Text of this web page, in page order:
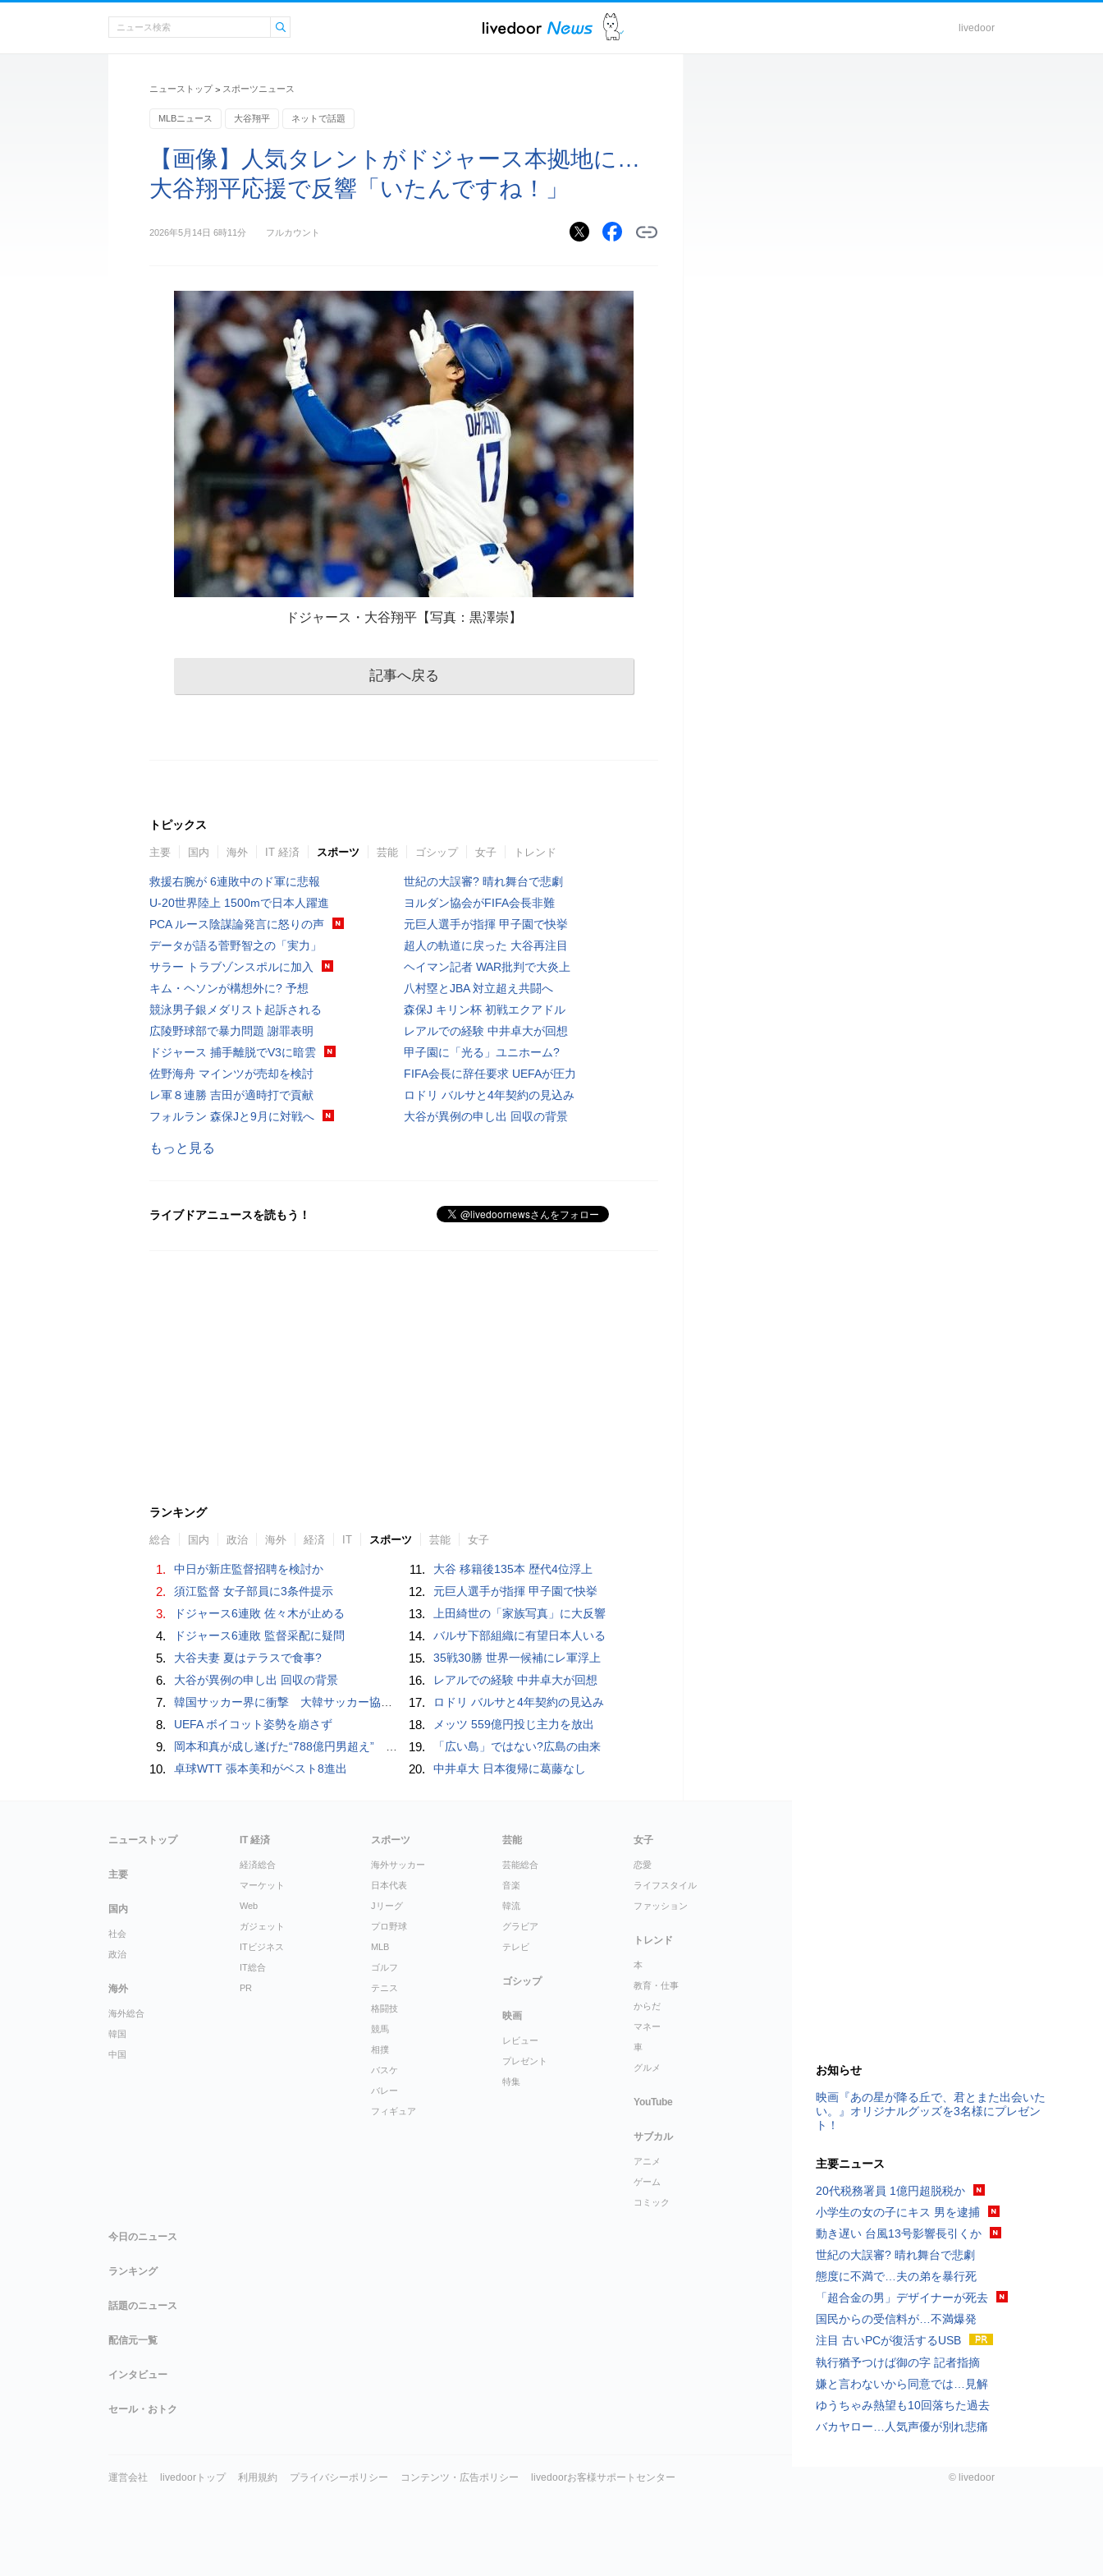
livedoor
ニューストップ > スポーツニュース
MLBニュース 大谷翔平 ネットで話題
【画像】人気タレントがドジャース本拠地に…
大谷翔平応援で反響「いたんですね！」
2026年5月14日 6時11分 フルカウント
ドジャース・大谷翔平【写真：黒澤崇】
記事へ戻る
トピックス
主要 国内 海外 IT 経済 スポーツ 芸能 ゴシップ 女子 トレンド
救援右腕が 6連敗中のド軍に悲報
U-20世界陸上 1500mで日本人躍進
PCA ルース陰謀論発言に怒りの声
データが語る菅野智之の「実力」
サラー トラブゾンスポルに加入
キム・ヘソンが構想外に? 予想
競泳男子銀メダリスト起訴される
広陵野球部で暴力問題 謝罪表明
ドジャース 捕手離脱でV3に暗雲
佐野海舟 マインツが売却を検討
レ軍８連勝 吉田が適時打で貢献
フォルラン 森保Jと9月に対戦へ
世紀の大誤審? 晴れ舞台で悲劇
ヨルダン協会がFIFA会長非難
元巨人選手が指揮 甲子園で快挙
超人の軌道に戻った 大谷再注目
ヘイマン記者 WAR批判で大炎上
八村塁とJBA 対立超え共闘へ
森保J キリン杯 初戦エクアドル
レアルでの経験 中井卓大が回想
甲子園に「光る」ユニホーム?
FIFA会長に辞任要求 UEFAが圧力
ロドリ バルサと4年契約の見込み
大谷が異例の申し出 回収の背景
もっと見る
ライブドアニュースを読もう！
ランキング
総合 国内 政治 海外 経済 IT スポーツ 芸能 女子
1. 中日が新庄監督招聘を検討か
2. 須江監督 女子部員に3条件提示
3. ドジャース6連敗 佐々木が止める
4. ドジャース6連敗 監督采配に疑問
5. 大谷夫妻 夏はテラスで食事?
6. 大谷が異例の申し出 回収の背景
7. 韓国サッカー界に衝撃 大韓サッカー協会に外国人審判への“性的接待”疑惑 韓国メディアが報道
8. UEFA ボイコット姿勢を崩さず
9. 岡本和真が成し遂げた“788億円男超え” いつのまにか「3位」…見据える球団記録更新
10. 卓球WTT 張本美和がベスト8進出
11. 大谷 移籍後135本 歴代4位浮上
12. 元巨人選手が指揮 甲子園で快挙
13. 上田綺世の「家族写真」に大反響
14. バルサ下部組織に有望日本人いる
15. 35戦30勝 世界一候補にレ軍浮上
16. レアルでの経験 中井卓大が回想
17. ロドリ バルサと4年契約の見込み
18. メッツ 559億円投じ主力を放出
19. 「広い島」ではない?広島の由来
20. 中井卓大 日本復帰に葛藤なし
お知らせ
映画『あの星が降る丘で、君とまた出会いた
い。』オリジナルグッズを3名様にプレゼン
ト！
主要ニュース
20代税務署員 1億円超脱税か
小学生の女の子にキス 男を逮捕
動き遅い 台風13号影響長引くか
世紀の大誤審? 晴れ舞台で悲劇
態度に不満で…夫の弟を暴行死
「超合金の男」デザイナーが死去
国民からの受信料が…不満爆発
注目 古いPCが復活するUSB
執行猶予つけば御の字 記者指摘
嫌と言わないから同意では…見解
ゆうちゃみ熱望も10回落ちた過去
バカヤロー…人気声優が別れ悲痛
ニューストップ
主要
国内
社会
政治
海外
海外総合
韓国
中国
IT 経済
経済総合
マーケット
Web
ガジェット
ITビジネス
IT総合
PR
スポーツ
海外サッカー
日本代表
Jリーグ
プロ野球
MLB
ゴルフ
テニス
格闘技
競馬
相撲
バスケ
バレー
フィギュア
芸能
芸能総合
音楽
韓流
グラビア
テレビ
ゴシップ
映画
レビュー
プレゼント
特集
女子
恋愛
ライフスタイル
ファッション
トレンド
本
教育・仕事
からだ
マネー
車
グルメ
YouTube
サブカル
アニメ
ゲーム
コミック
今日のニュース
ランキング
話題のニュース
配信元一覧
インタビュー
セール・おトク
運営会社 livedoorトップ 利用規約 プライバシーポリシー コンテンツ・広告ポリシー livedoorお客様サポートセンター © livedoor